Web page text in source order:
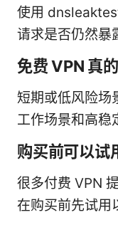
使用
请求是否仍然暴
免费 VPN 真
短期或低风险场
工作场景和高稳
购买前可以试
很多付费 VPN
在购买前先试用